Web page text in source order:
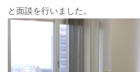
と面談を行いました。